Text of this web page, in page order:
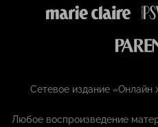
Сетевое издание
Любое воспроизведение